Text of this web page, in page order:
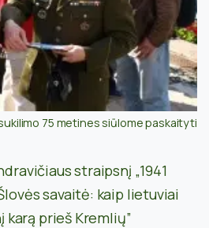
75 metines siūlome paskaityti
straipsnį „1941
savaitė: kaip lietuviai
karą prieš Kremlių”